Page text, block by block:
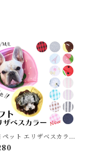
ペット エリザベスカラー
エリザベスカラー 軽量
い 傷舐め 足舐め 防止